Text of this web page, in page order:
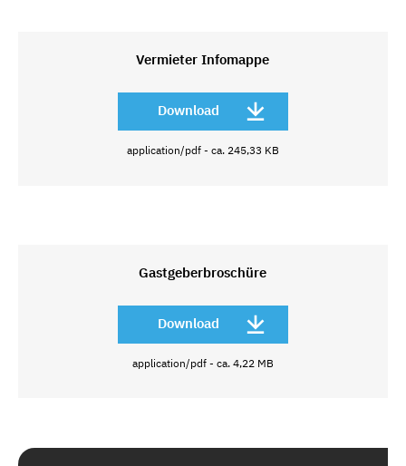
Vermieter Infomappe
Download
application/pdf - ca. 245,33 KB
Gastgeberbroschüre
Download
application/pdf - ca. 4,22 MB